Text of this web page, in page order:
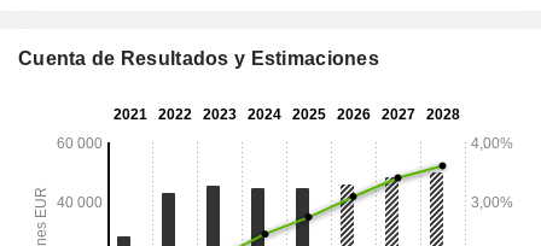
Cuenta de Resultados y Estimaciones